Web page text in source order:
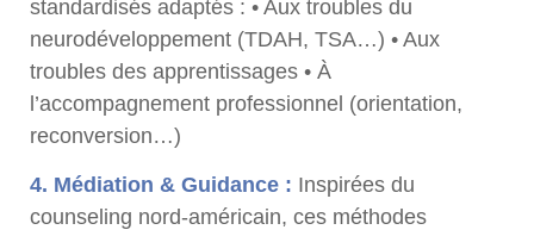
standardisés adaptés : • Aux troubles du
neurodéveloppement (TDAH, TSA…) • Aux
troubles des apprentissages • À
l’accompagnement professionnel (orientation,
reconversion…)
4. Médiation & Guidance : Inspirées du
counseling nord-américain, ces méthodes